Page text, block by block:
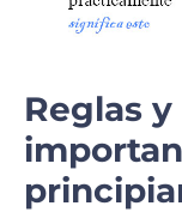
Reglas